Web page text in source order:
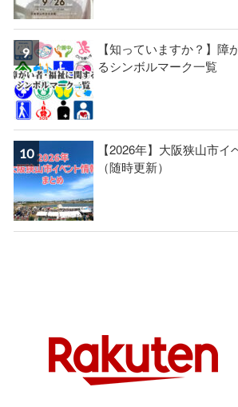
【知っていますか？】障
るシンボルマーク一覧
【2026年】大阪狭山市
（随時更新）